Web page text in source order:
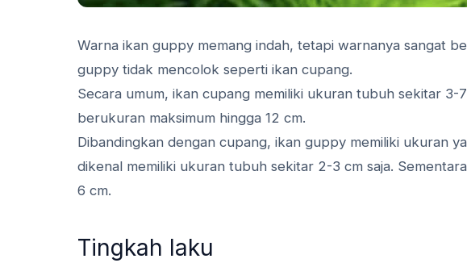
Warna ikan guppy memang indah, tetapi warnanya sangat
guppy tidak mencolok seperti ikan cupang.
Secara umum, ikan cupang memiliki ukuran tubuh sekitar 3-
berukuran maksimum hingga 12 cm.
Dibandingkan dengan cupang, ikan guppy memiliki ukuran
dikenal memiliki ukuran tubuh sekitar 2-3 cm saja.
6 cm.
Tingkah laku